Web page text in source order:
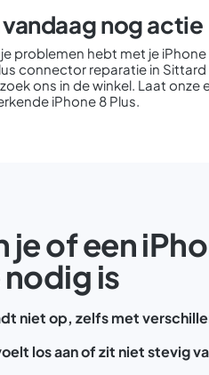
nog actie
problemen hebt met je
connector reparatie in
ons in de winkel. Laat
iPhone 8 Plus.
je of een
is
niet op, zelfs met
los aan of zit niet stevig